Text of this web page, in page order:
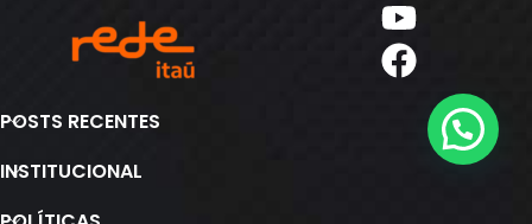
POSTS RECENTES
INSTITUCIONAL